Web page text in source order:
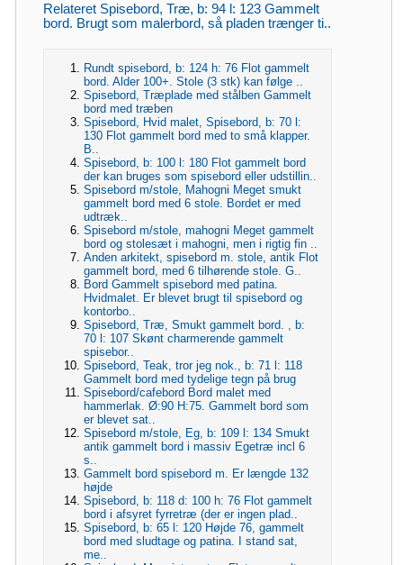
Relateret Spisebord, Træ, b: 94 l: 123 Gammelt
bord. Brugt som malerbord, så pladen trænger ti..
Rundt spisebord, b: 124 h: 76 Flot gammelt
bord. Alder 100+. Stole (3 stk) kan følge ..
Spisebord, Træplade med stålben Gammelt
bord med træben
Spisebord, Hvid malet, Spisebord, b: 70 l:
130 Flot gammelt bord med to små klapper.
B..
Spisebord, b: 100 l: 180 Flot gammelt bord
der kan bruges som spisebord eller udstillin..
Spisebord m/stole, Mahogni Meget smukt
gammelt bord med 6 stole. Bordet er med
udtræk..
Spisebord m/stole, mahogni Meget gammelt
bord og stolesæt i mahogni, men i rigtig fin ..
Anden arkitekt, spisebord m. stole, antik Flot
gammelt bord, med 6 tilhørende stole. G..
Bord Gammelt spisebord med patina.
Hvidmalet. Er blevet brugt til spisebord og
kontorbo..
Spisebord, Træ, Smukt gammelt bord. , b:
70 l: 107 Skønt charmerende gammelt
spisebor..
Spisebord, Teak, tror jeg nok., b: 71 l: 118
Gammelt bord med tydelige tegn på brug
Spisebord/cafebord Bord malet med
hammerlak. Ø:90 H:75. Gammelt bord som
er blevet sat..
Spisebord m/stole, Eg, b: 109 l: 134 Smukt
antik gammelt bord i massiv Egetræ incl 6
s..
Gammelt bord spisebord m. Er længde 132
højde
Spisebord, b: 118 d: 100 h: 76 Flot gammelt
bord i afsyret fyrretræ (der er ingen plad..
Spisebord, b: 65 l: 120 Højde 76, gammelt
bord med sludtage og patina. I stand sat,
me..